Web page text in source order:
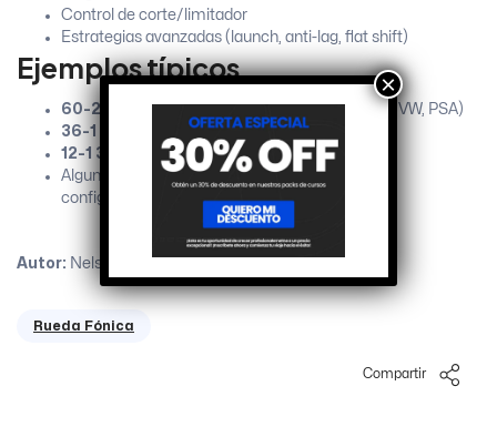
Control de corte/limitador
Estrategias avanzadas (launch, anti-lag, flat shift)
Ejemplos típicos
60-2 → estándar en motores modernos (BMW, VW, PSA)
36-1
→ muy usado en Ford
12-1 36-1-1 24-2 → variantes según fabricante
Algunas ECU programables permiten cualquier
configuración.
Autor: Nelson
Rueda Fónica
Compartir
×